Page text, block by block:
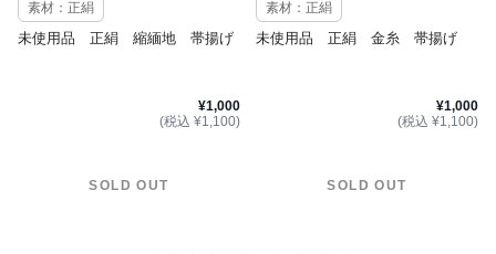
素材：正絹
未使用品 正絹 縮緬地 帯揚げ
¥1,000
(税込 ¥1,100)
SOLD OUT
素材：正絹
未使用品 正絹 金糸 帯揚げ
¥1,000
(税込 ¥1,100)
SOLD OUT